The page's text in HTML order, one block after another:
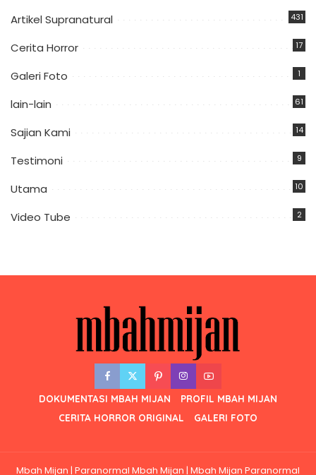
Artikel Supranatural 431
Cerita Horror 17
Galeri Foto 1
lain-lain 61
Sajian Kami 14
Testimoni 9
Utama 10
Video Tube 2
DOKUMENTASI MBAH MIJAN
PROFIL MBAH MIJAN
CERITA HORROR ORIGINAL
GALERI FOTO
Mbah Mijan | Paranormal Mbah Mijan | Mbah Mijan Paranormal